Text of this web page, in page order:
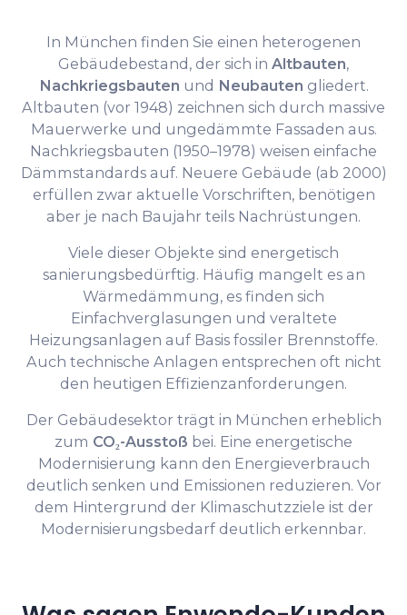
In München finden Sie einen heterogenen
Gebäudebestand, der sich in Altbauten,
Nachkriegsbauten und Neubauten gliedert.
Altbauten (vor 1948) zeichnen sich durch massive
Mauerwerke und ungedämmte Fassaden aus.
Nachkriegsbauten (1950–1978) weisen einfache
Dämmstandards auf. Neuere Gebäude (ab 2000)
erfüllen zwar aktuelle Vorschriften, benötigen
aber je nach Baujahr teils Nachrüstungen.
Viele dieser Objekte sind energetisch
sanierungsbedürftig. Häufig mangelt es an
Wärmedämmung, es finden sich
Einfachverglasungen und veraltete
Heizungsanlagen auf Basis fossiler Brennstoffe.
Auch technische Anlagen entsprechen oft nicht
den heutigen Effizienzanforderungen.
Der Gebäudesektor trägt in München erheblich
zum CO₂-Ausstoß bei. Eine energetische
Modernisierung kann den Energieverbrauch
deutlich senken und Emissionen reduzieren. Vor
dem Hintergrund der Klimaschutzziele ist der
Modernisierungsbedarf deutlich erkennbar.